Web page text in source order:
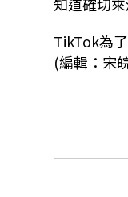
知道確切
TikTok為
(編輯：宋